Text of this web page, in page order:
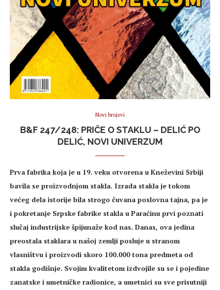
Novi brojevi
B&F 247/248: PRIČE O STAKLU – DELIĆ PO
DELIĆ, NOVI UNIVERZUM
Prva fabrika koja je u 19. veku otvorena u Kneževini Srbiji
bavila se proizvodnjom stakla. Izrada stakla je tokom
većeg dela istorije bila strogo čuvana poslovna tajna, pa je
i pokretanje Srpske fabrike stakla u Paraćinu prvi poznati
slučaj industrijske špijunaže kod nas. Danas, ova jedina
preostala staklara u našoj zemlji posluje u stranom
vlasništvu i proizvodi skoro 100.000 tona predmeta od
stakla godišnje. Svojim kvalitetom izdvojile su se i pojedine
zanatske i umetničke radionice, a umetnici su sve prisutniji